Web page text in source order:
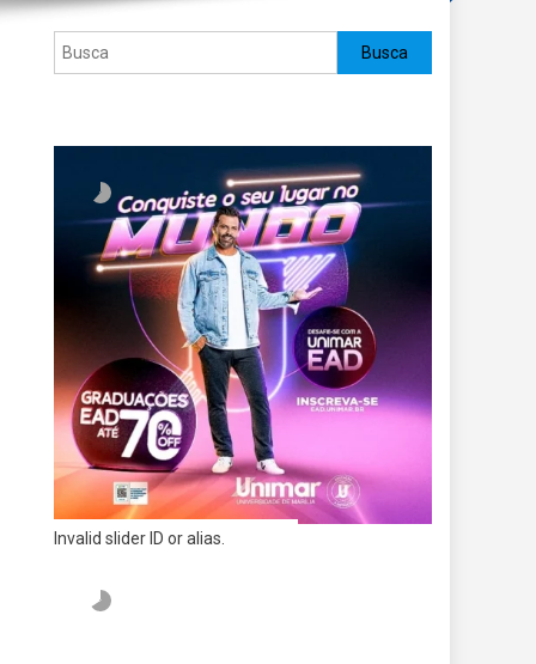
Pesquisar Busca
Invalid slider ID or alias.